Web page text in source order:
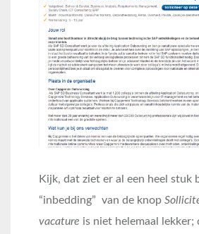
Kijk, dat ziet er al een heel stuk
“inbedding” van de knop
vacature is niet helemaal lekker;